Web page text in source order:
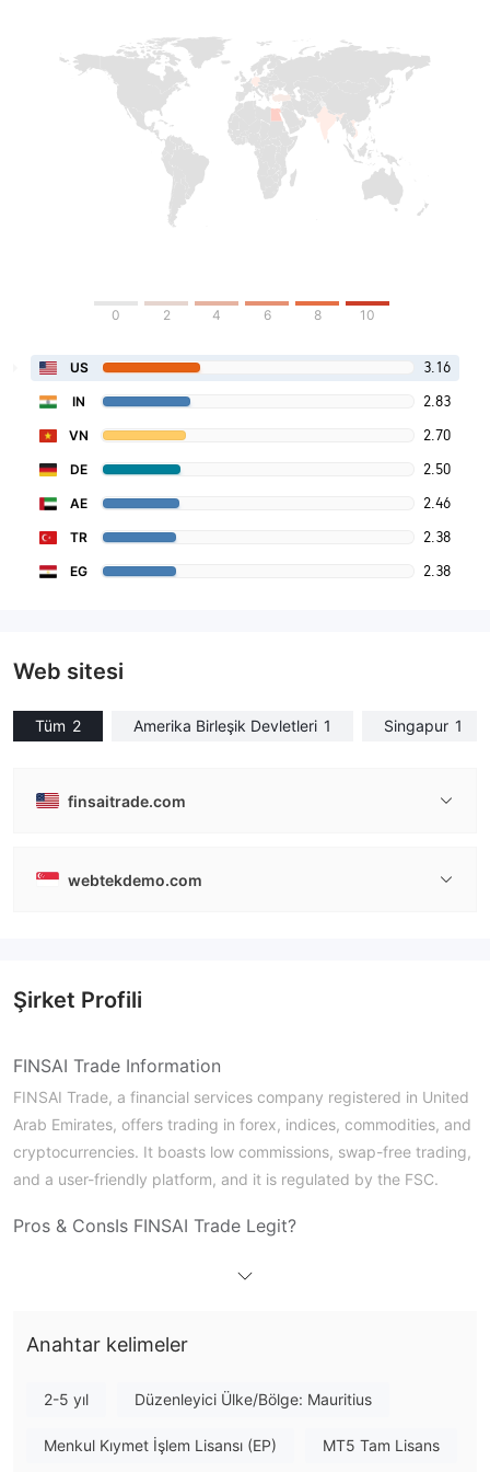
0 2 4 6 8 10
US 3.16
IN 2.83
VN 2.70
DE 2.50
AE 2.46
TR 2.38
EG 2.38
Web sitesi
Tüm 2 Amerika Birleşik Devletleri 1 Singapur 1
finsaitrade.com
webtekdemo.com
Şirket Profili
FINSAI Trade Information
FINSAI Trade, a financial services company registered in United
Arab Emirates, offers trading in forex, indices, commodities, and
cryptocurrencies. It boasts low commissions, swap-free trading,
and a user-friendly platform, and it is regulated by the FSC.
Pros & ConsIs FINSAI Trade Legit?
Invest in a range of financial instruments, including forex,
offers innovative financial solutions tailored to your unique
Anahtar kelimeler
2-5 yıl Düzenleyici Ülke/Bölge: Mauritius
Menkul Kıymet İşlem Lisansı (EP) MT5 Tam Lisans